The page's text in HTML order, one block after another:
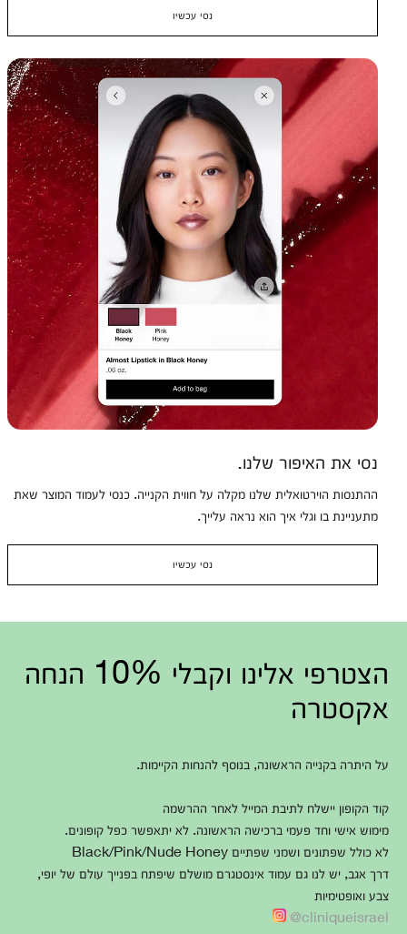
נסי עכשיו
נסי את האיפור שלנו.
ההתנסות הוירטואלית שלנו מקלה על חווית הקנייה. כנסי לעמוד המוצר שאת
מתעניינת בו וגלי איך הוא נראה עלייך.
נסי עכשיו
הצטרפי אלינו וקבלי 10% הנחה
אקסטרה
על היתרה בקנייה הראשונה, בנוסף להנחות הקיימות.
קוד הקופון יישלח לתיבת המייל לאחר ההרשמה
מימוש אישי וחד פעמי ברכישה הראשונה. לא יתאפשר כפל קופונים.
לא כולל שפתונים ושמני שפתיים Black/Pink/Nude Honey
דרך אגב, יש לנו גם עמוד אינסטגרם מושלם שיפתח בפנייך עולם של יופי,
צבע ואופטימיות
cliniqueisrael@